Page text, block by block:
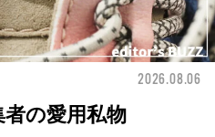
2026.08.06
の愛用私物